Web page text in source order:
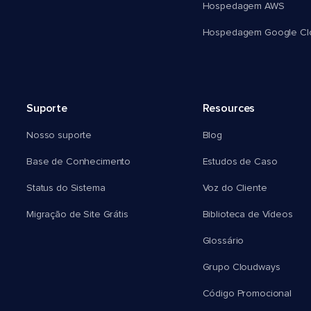
Hospedagem AWS
Hospedagem Google
Suporte
Nosso suporte
Base de Conhecimento
Status do Sistema
Migração de Site Grátis
Resources
Blog
Estudos de Caso
Voz do Cliente
Biblioteca de Vídeos
Glossário
Grupo Cloudways
Código Promocional